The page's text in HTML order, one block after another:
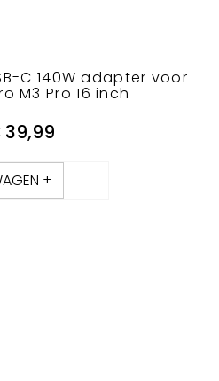
C 140W adapter voor
M3 Pro 16 inch
39,99
+